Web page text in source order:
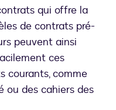
qui offre la
de contrats pré-
peuvent ainsi
ces
courants, comme
ou des cahiers des